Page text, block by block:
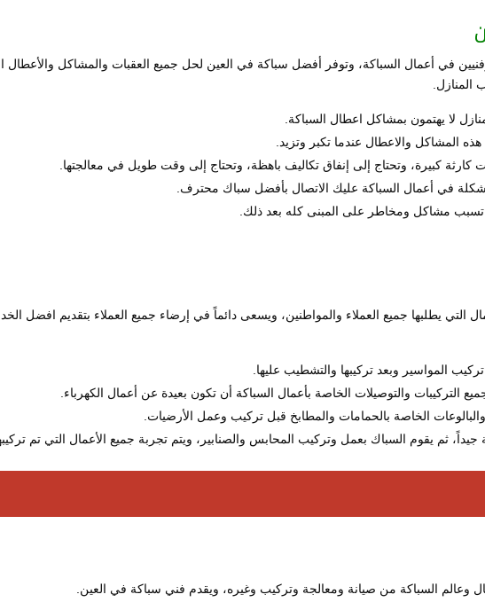
في أعمال السباكة، وتوفر أفضل سباكة في العين لحل جميع العقبات والمشاكل والأعطال
المنازل.
لا يهتمون بمشاكل اعطال السباكة.
المشاكل والاعطال عندما تكبر وتزيد.
كبيرة، وتحتاج إلى إنفاق تكاليف باهظة، وتحتاج إلى وقت طويل في معالجتها.
في أعمال السباكة عليك الاتصال بأفضل سباك محترف.
تسبب مشاكل ومخاطر على المبنى كله بعد ذلك.
يطلبها جميع العملاء والمواطنين، ويسعى دائماً في إرضاء جميع العملاء بتقديم افضل
المواسير وبعد تركيبها والتشطيب عليها.
والتوصيلات الخاصة بأعمال السباكة أن تكون بعيدة عن أعمال الكهرباء.
الخاصة بالحمامات والمطابخ قبل تركيب وعمل الأرضيات.
ثم يقوم السباك بعمل وتركيب المحابس والصنابير، ويتم تجربة جميع الأعمال التي تم
وعالم السباكة من صيانة ومعالجة وتركيب وغيره، ويقدم فني سباكة في العين.